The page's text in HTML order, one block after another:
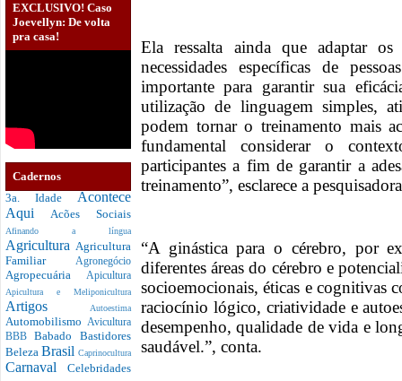
EXCLUSIVO! Caso
Joevellyn: De volta
pra casa!
Cadernos
3a. Idade Acontece
Aqui Acões Sociais
Afinando a língua
Agricultura Agricultura
Familiar Agronegócio
Agropecuária Apicultura
Apicultura e Meliponicultura
Artigos Autoestima
Automobilismo Avicultura
BBBBabado Bastidores
Beleza Brasil Caprinocultura
Carnaval Celebridades
Ela ressalta ainda que adaptar
necessidades específicas de
importante para garantir sua
utilização de linguagem simples,
podem tornar o treinamento mais
fundamental considerar o
participantes a fim de garantir a
treinamento”, esclarece a
“A ginástica para o cérebro, por
diferentes áreas do cérebro e
socioemocionais, éticas e cognitivas
raciocínio lógico, criatividade e
desempenho, qualidade de vida e
saudável.”, conta.